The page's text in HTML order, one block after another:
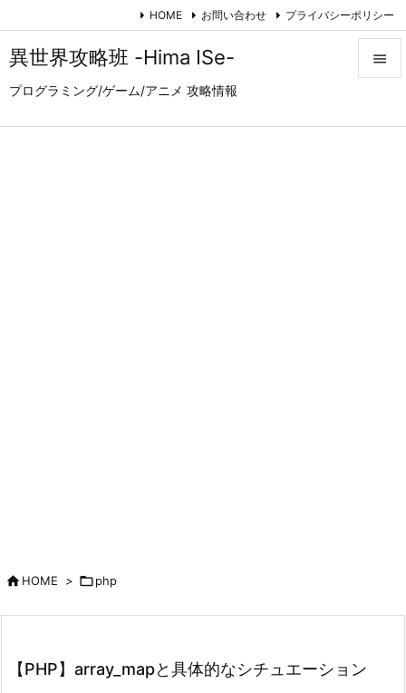
異世界攻略班 -Hima ISe-
プログラミング/ゲーム/アニメ 攻略情報

HOME お問い合わせ プライバシーポリシー
HOME > php
【PHP】array_mapと具体的なシチュエーション